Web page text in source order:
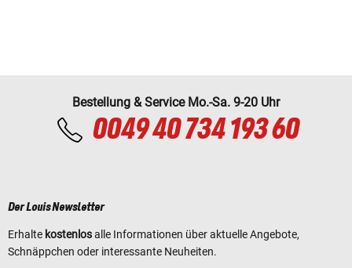
Bestellung & Service Mo.-Sa. 9-20 Uhr
0049 40 734 193 60
Der Louis Newsletter
Erhalte kostenlosalle Informationen über aktuelle Angebote,
Schnäppchen oder interessante Neuheiten.